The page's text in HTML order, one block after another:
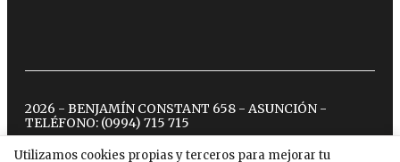
Utilizamos cookies propias y terceros para mejorar tu
2026 - BENJAMÍN CONSTANT 658 - ASUNCIÓN -
TELÉFONO: (0994) 715 715